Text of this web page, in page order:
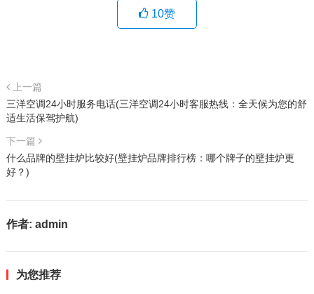
10赞
上一篇
三洋空调24小时服务电话(三洋空调24小时客服热线：全天候为您的舒
适生活保驾护航)
下一篇
什么品牌的壁挂炉比较好(壁挂炉品牌排行榜：哪个牌子的壁挂炉更
好？)
作者: admin
为您推荐